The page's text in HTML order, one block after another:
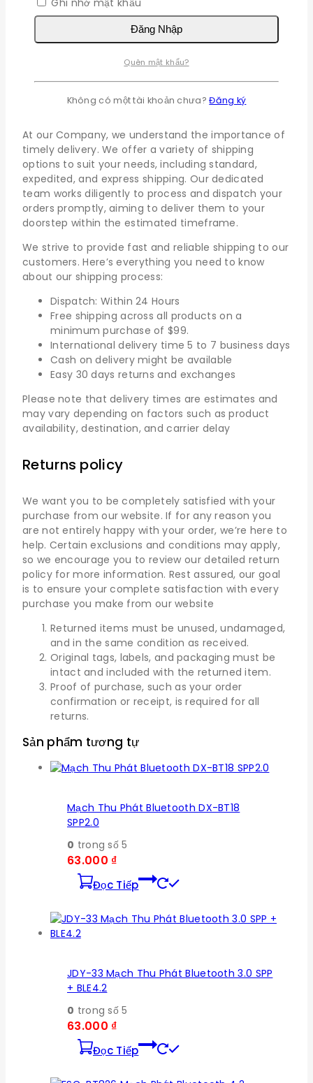
buộc
Đăng Nhập
Shipping policy
At our Company, we understand the importance of
timely delivery. We offer a variety of shipping
options to suit your needs, including standard,
expedited, and express shipping. Our dedicated
team works diligently to process and dispatch your
orders promptly, aiming to deliver them to your
doorstep within the estimated timeframe.
We strive to provide fast and reliable shipping to our
customers. Here’s everything you need to know
about our shipping process:
Dispatch: Within 24 Hours
Free shipping across all products on a
minimum purchase of $99.
International delivery time 5 to 7 business days
Cash on delivery might be available
Easy 30 days returns and exchanges
Please note that delivery times are estimates and
may vary depending on factors such as product
availability, destination, and carrier delay
Returns policy
We want you to be completely satisfied with your
purchase from our website. If for any reason you
are not entirely happy with your order, we’re here to
help. Certain exclusions and conditions may apply,
so we encourage you to review our detailed return
policy for more information. Rest assured, our goal
is to ensure your complete satisfaction with every
purchase you make from our website
Returned items must be unused, undamaged,
and in the same condition as received.
Original tags, labels, and packaging must be
intact and included with the returned item.
Proof of purchase, such as your order
confirmation or receipt, is required for all
returns.
Sản phẩm tương tự
Mạch Thu Phát Bluetooth DX-BT18
SPP2.0
0 trong số 5
63.000 ₫
Đọc Tiếp
JDY-33 Mạch Thu Phát Bluetooth 3.0 SPP
+ BLE4.2
0 trong số 5
63.000 ₫
Đọc Tiếp
Đăng Nhập
Quên mật khẩu?
Không có một tài khoản chưa?Đăng ký